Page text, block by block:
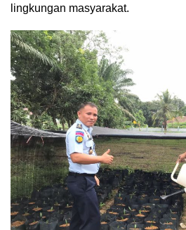
lingkungan masyarakat.